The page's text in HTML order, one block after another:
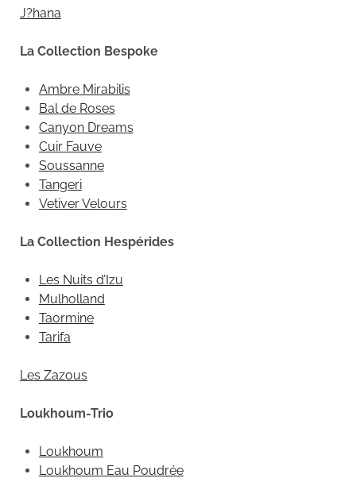
J?hana
La Collection Bespoke
Ambre Mirabilis
Bal de Roses
Canyon Dreams
Cuir Fauve
Soussanne
Tangeri
Vetiver Velours
La Collection Hespérides
Les Nuits d’Izu
Mulholland
Taormine
Tarifa
Les Zazous
Loukhoum-Trio
Loukhoum
Loukhoum Eau Poudrée